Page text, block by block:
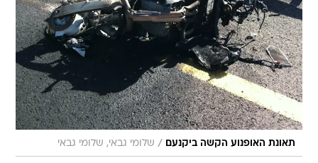
תאונת האופנוע הקשה ביקנעם / שלומי גבאי, שלומי גבאי